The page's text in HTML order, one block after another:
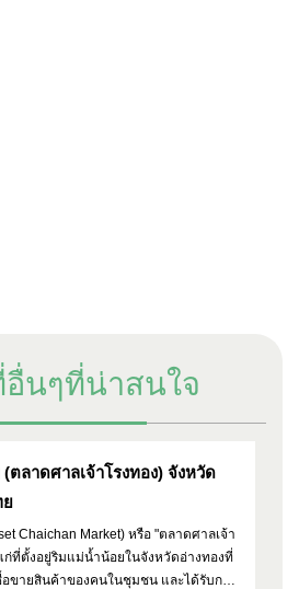
นๆที่น่าสนใจ
ลาดศาลเจ้าโรงทอง) จังหวัด
ย
Chaichan Market) หรือ "ตลาดศาลเจ้า
ก่ที่ตั้งอยู่ริมแม่น้ำน้อยในจังหวัดอ่างทองที่
ขายสินค้าของคนในชุมชน และได้รับการ